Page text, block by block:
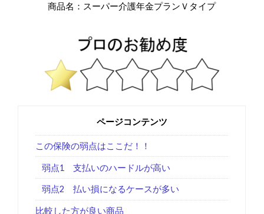
商品名：スーパー介護年金プランＶタイプ
ページコンテンツ
この保険の弱点はここだ！！
弱点1 支払いのハードルが高い
弱点2 払い損になるケースが多い
比較した方が良い商品